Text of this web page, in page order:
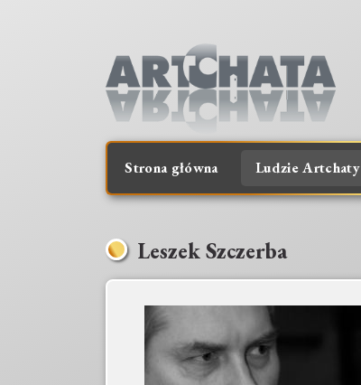
Strona główna Ludzie Artchaty
Leszek Szczerba